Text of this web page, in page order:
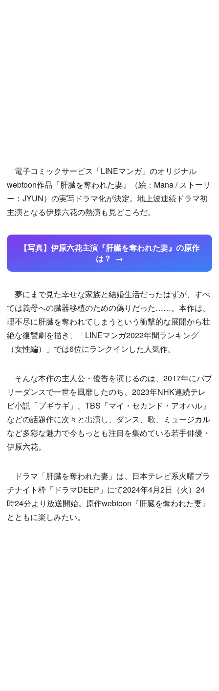
電子コミックサービス「LINEマンガ」のオリジナル
webtoon作品『肝臓を奪われた妻』（絵：Mana / ストーリ
ー：JYUN）の実写ドラマ化が決定。地上波連続ドラマ初
主演となる伊原六花の熱演も見どころだ。
【写真】伊原六花主演『肝臓を奪われた妻』の原作
は？
夢にまで見た幸せな家族と結婚生活だったはずが、すべ
ては義母への臓器移植のための偽りだった……。本作は、
理不尽に肝臓を奪われてしまうという衝撃的な展開から壮
絶な復讐劇を描き、「LINEマンガ2022年間ランキング
（女性編）」では6位にランクインした人気作。
そんな本作の主人公・優香を演じるのは、2017年にバブ
リーダンスで一世を風靡したのち、2023年NHK連続テレ
ビ小説「ブギウギ」、TBS「マイ・セカンド・アオハル」
などの話題作に次々と出演し、ダンス、歌、ミュージカル
など多彩な魅力で今もっとも注目を集めている若手俳優・
伊原六花。
ドラマ「肝臓を奪われた妻」は、日本テレビ系火曜プラ
チナイト枠「ドラマDEEP」にて2024年4月2日（火）24
時24分より放送開始。原作webtoon『肝臓を奪われた妻』
とともに楽しみたい。